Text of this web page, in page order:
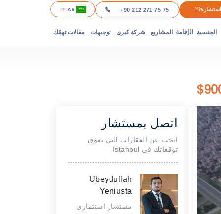
+90 212 271 75 75
AR
الجنسية الإقامة المشاريع شركة كبرى توجيهات مقالات تهمّك
اتصل بمستشار
ابحث عن العقارات التي تفوق
توقعاتك في Istanbul
Ubeydullah
Yeniusta
مستشار استثماري